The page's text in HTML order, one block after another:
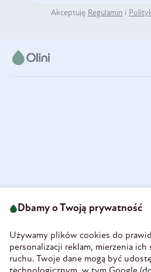
Akceptuję Regulamin i
58-160 Świebodzice
REGON 890213034
INFORMACJE
Dbamy o Twoją prywatność
Używamy plików cookies do
personalizacji reklam, mierzenia
ruchu. Twoje dane mogą być